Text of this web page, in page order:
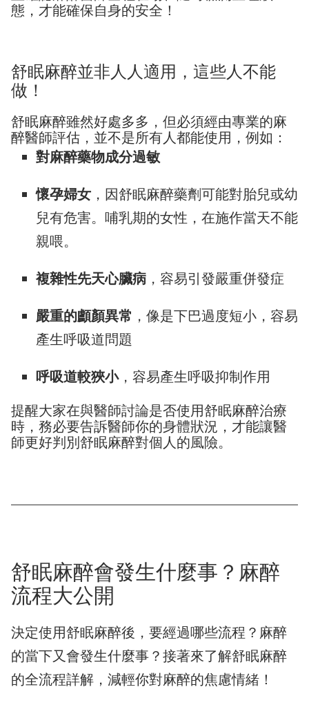
態，才能確保自身的安全！
舒眠麻醉並非人人適用，這些人不能
做！
舒眠麻醉雖然好處多多，但必須經由專業的麻
醉醫師評估，並不是所有人都能使用，例如：
對麻醉藥物成分過敏
懷孕婦女 ，因舒眠麻醉藥劑可能對胎兒或幼
兒有危害。哺乳期的女性，在施作當天不能
親喂。
複雜性先天心臟病 ，容易引發嚴重併發症
嚴重的顱顏異常 ，像是下巴過度短小，容易
產生呼吸道問題
呼吸道較狹小，容易產生呼吸抑制作用
提醒大家在與醫師討論是否使用舒眠麻醉治療
時，務必要告訴醫師你的身體狀況，才能讓醫
師更好判別舒眠麻醉對個人的風險。
舒眠麻醉會發生什麼事？麻醉
流程大公開
決定使用舒眠麻醉後，要經過哪些流程？麻醉
的當下又會發生什麼事？接著來了解舒眠麻醉
的全流程詳解，減輕你對麻醉的焦慮情緒！